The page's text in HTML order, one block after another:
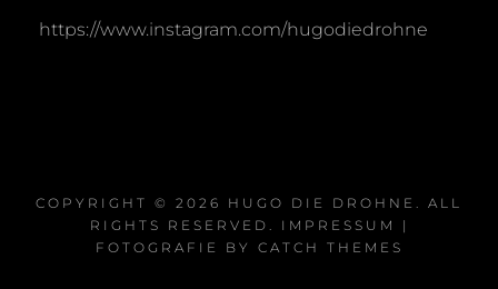
https://www.instagram.com/hugodiedrohne
COPYRIGHT © 2026 HUGO DIE DROHNE
. ALL
RIGHTS RESERVED. IMPRESSUM
|
FOTOGRAFIE BY CATCH THEMES